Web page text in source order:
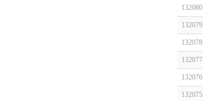
132080
132079
132078
132077
132076
132075